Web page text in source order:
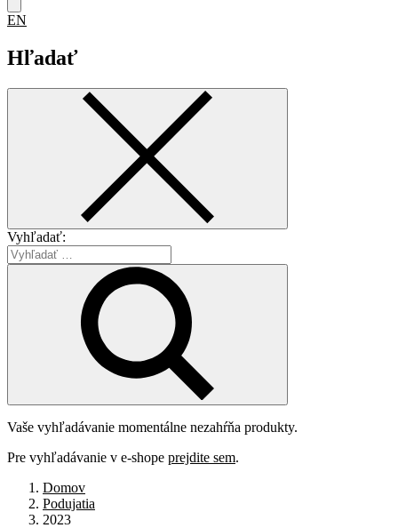
EN
Hľadať
Vyhľadať:
Vaše vyhľadávanie momentálne nezahŕňa produkty.
Pre vyhľadávanie v e-shope prejdite sem.
Domov
Podujatia
2023